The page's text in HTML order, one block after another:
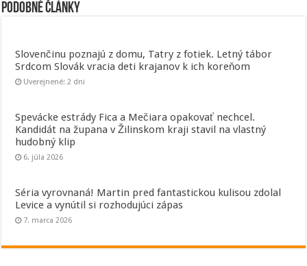
Podobné články
Slovenčinu poznajú z domu, Tatry z fotiek. Letný tábor
Srdcom Slovák vracia deti krajanov k ich koreňom
Uverejnené: 2 dni
Spevácke estrády Fica a Mečiara opakovať nechcel.
Kandidát na župana v Žilinskom kraji stavil na vlastný
hudobný klip
6. júla 2026
Séria vyrovnaná! Martin pred fantastickou kulisou zdolal
Levice a vynútil si rozhodujúci zápas
7. marca 2026